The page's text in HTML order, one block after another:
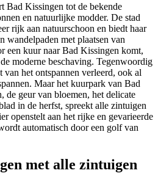
Bad Kissingen tot de bekende
en natuurlijke modder. De stad
rijk aan natuurschoon en biedt haar
wandelpaden met plaatsen van
een kuur naar Bad Kissingen komt,
moderne beschaving. Tegenwoordig
van het ontspannen verleerd, ook al
Maar het kuurpark van Bad
de geur van bloemen, het delicate
in de herfst, spreekt alle zintuigen
openstelt aan het rijke en gevarieerde
automatisch door een golf van
met alle zintuigen